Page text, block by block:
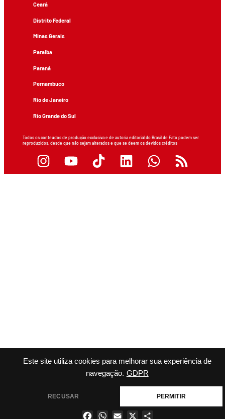
Este site utiliza cookies para melhorar sua experiência de
navegação. GDPR
RECUSAR PERMITIR
Ceará
Distrito Federal
Minas Gerais
Paraíba
Paraná
Pernambuco
Rio de Janeiro
Rio Grande do Sul
Todos os conteúdos de produção exclusiva e de autoria editorial do Brasil de Fato podem ser
reproduzidos, desde que não sejam alterados e que se deem os devidos créditos.
FacebookWhatsApp
Email